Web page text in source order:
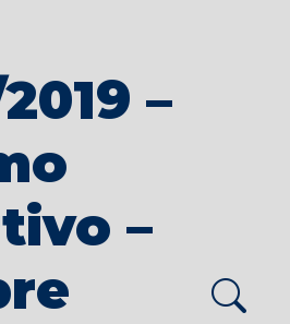
–
–